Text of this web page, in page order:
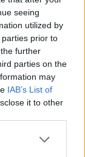
seeing
utilized by
prior to
further
parties on the
may
IAB’s List of
it to other
az